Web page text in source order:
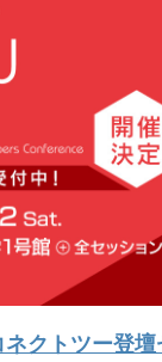
ネクトツー登